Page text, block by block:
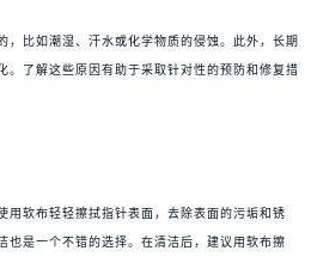
，比如潮湿、汗水或化学物质的侵蚀。此外，长期
。了解这些原因有助于采取针对性的预防和修复措
用软布轻轻擦拭指针表面，去除表面的污垢和锈
也是一个不错的选择。在清洁后，建议用软布擦